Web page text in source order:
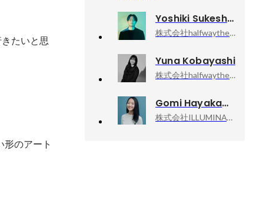
たいと思
のアート
Yoshiki Sukeshita
株式会社halfwaytheir, Co-Founder / COO
Yuna Kobayashi
株式会社halfwaytheir, Producer
Gomi Hayakawa
株式会社ILLUMINATE, 代表取締役